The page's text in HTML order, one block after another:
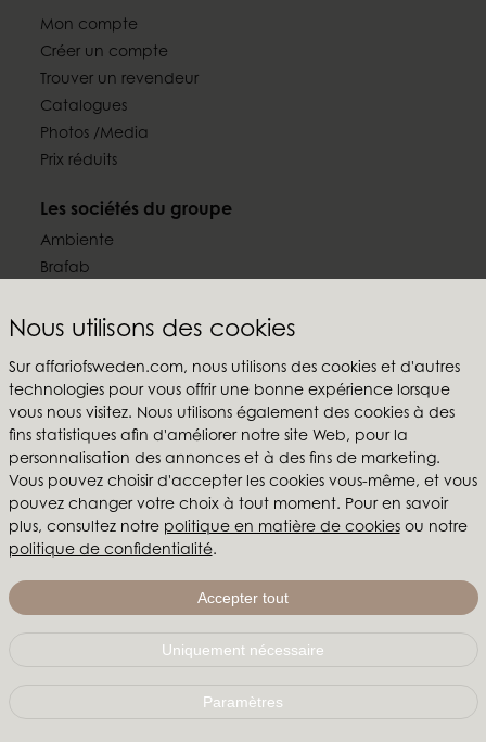
Nous utilisons des cookies
Sur affariofsweden.com, nous utilisons des cookies et d'autres
technologies pour vous offrir une bonne expérience lorsque
vous nous visitez. Nous utilisons également des cookies à des
fins statistiques afin d'améliorer notre site Web, pour la
personnalisation des annonces et à des fins de marketing.
Vous pouvez choisir d'accepter les cookies vous-même, et vous
pouvez changer votre choix à tout moment. Pour en savoir
plus, consultez notre politique en matière de cookiesou notre
politique de confidentialité.
Accepter tout
Uniquement nécessaire
Paramètres
Mon compte
Créer un compte
Trouver un revendeur
Catalogues
Photos /Media
Prix réduits
Les sociétés du groupe
Ambiente
Brafab
Furninova
Suivez-nous
Affari of Sweden
Qui sommes-nous?
Inspiration
+46 479 155 55
info@affariofsweden.com